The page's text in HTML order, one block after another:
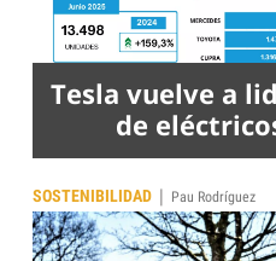
Tesla vuelve a
de
SOSTENIBILIDAD | Pau Rodríguez